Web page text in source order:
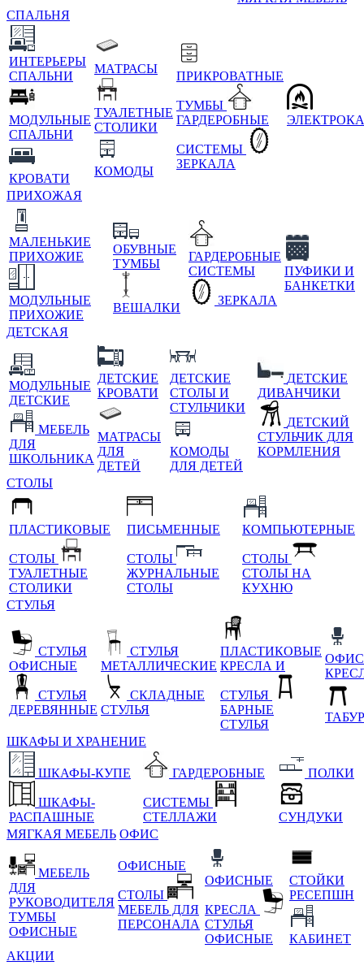
СПАЛЬНЯ
ИНТЕРЬЕРЫ
СПАЛЬНИ
МОДУЛЬНЫЕ
СПАЛЬНИ
КРОВАТИ
МАТРАСЫ
ТУАЛЕТНЫЕ
СТОЛИКИ
КОМОДЫ
ПРИКРОВАТНЫЕ
ТУМБЫ
ГАРДЕРОБНЫЕ
СИСТЕМЫ
ЗЕРКАЛА
ПРИХОЖАЯ
МАЛЕНЬКИЕ
ПРИХОЖИЕ
МОДУЛЬНЫЕ
ПРИХОЖИЕ
ОБУВНЫЕ
ТУМБЫ
ВЕШАЛКИ
ГАРДЕРОБНЫЕ
СИСТЕМЫ
ЗЕРКАЛА
ПУФИКИ И
БАНКЕТКИ
ДЕТСКАЯ
МОДУЛЬНЫЕ
ДЕТСКИЕ
МЕБЕЛЬ
ДЛЯ
ШКОЛЬНИКА
ДЕТСКИЕ
КРОВАТИ
МАТРАСЫ
ДЛЯ
ДЕТЕЙ
ДЕТСКИЕ
СТОЛЫ И
СТУЛЬЧИКИ
КОМОДЫ
ДЛЯ ДЕТЕЙ
ДЕТСКИЕ
ДИВАНЧИКИ
ДЕТСКИЙ
СТУЛЬЧИК ДЛЯ
КОРМЛЕНИЯ
СТОЛЫ
ПЛАСТИКОВЫЕ
СТОЛЫ
ТУАЛЕТНЫЕ
СТОЛИКИ
ПИСЬМЕННЫЕ
СТОЛЫ
ЖУРНАЛЬНЫЕ
СТОЛЫ
КОМПЬЮТЕРНЫЕ
СТОЛЫ
СТОЛЫ НА
КУХНЮ
СТУЛЬЯ
СТУЛЬЯ
ОФИСНЫЕ
СТУЛЬЯ
ДЕРЕВЯННЫЕ
СТУЛЬЯ
МЕТАЛЛИЧЕСКИЕ
СКЛАДНЫЕ
СТУЛЬЯ
ПЛАСТИКОВЫЕ
КРЕСЛА И
СТУЛЬЯ
БАРНЫЕ
СТУЛЬЯ
ШКАФЫ И ХРАНЕНИЕ
ШКАФЫ-КУПЕ
ШКАФЫ-
РАСПАШНЫЕ
ГАРДЕРОБНЫЕ
СИСТЕМЫ
СТЕЛЛАЖИ
ПОЛКИ
СУНДУКИ
МЯГКАЯ МЕБЕЛЬ ОФИС
МЕБЕЛЬ
ДЛЯ
РУКОВОДИТЕЛЯ
ТУМБЫ
ОФИСНЫЕ
ОФИСНЫЕ
СТОЛЫ
МЕБЕЛЬ ДЛЯ
ПЕРСОНАЛА
ОФИСНЫЕ
КРЕСЛА
СТУЛЬЯ
ОФИСНЫЕ
СТОЙКИ
РЕСЕПШН
КАБИНЕТ
АКЦИИ